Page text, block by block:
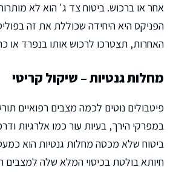
אחר או ברכוש. ביטוח צד ג' הוא לא
הפניקס היא היחידה שכוללת את זה
האחרות, תצטרכו לרכוש אותו בנפרד או
מחלות גנטיות – שיקול קריטי
פיטבולים נוטים לכמה מצבים רפואיים
במפרקי הירך, בעיות עור כמו אלרגיות
ביטוח שלא מכסה מחלות גנטיות הוא
חיותא בולטת בכיסוי המלא שלה למצבים